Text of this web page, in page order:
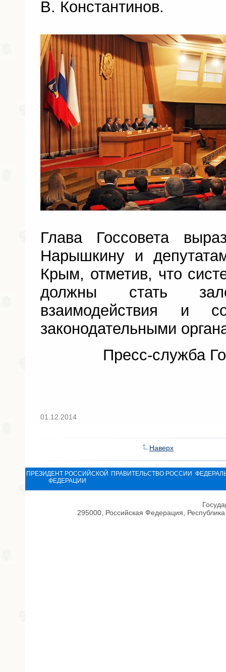
В. Константинов.
Глава Госсовета
Нарышкину и
Крым, отметив, что
должны стать
взаимодействия и
законодательными
Пресс-служба
01.12.2014
Наверх
ПРЕЗИДЕНТ РОССИЙСКОЙ
ФЕДЕРАЦИИ
ПРАВИТЕЛЬСТВО РОССИИ
295000, Российская Федерация,